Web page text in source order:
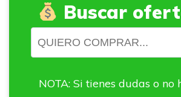
Buscar
NOTA: Si tienes dudas o no